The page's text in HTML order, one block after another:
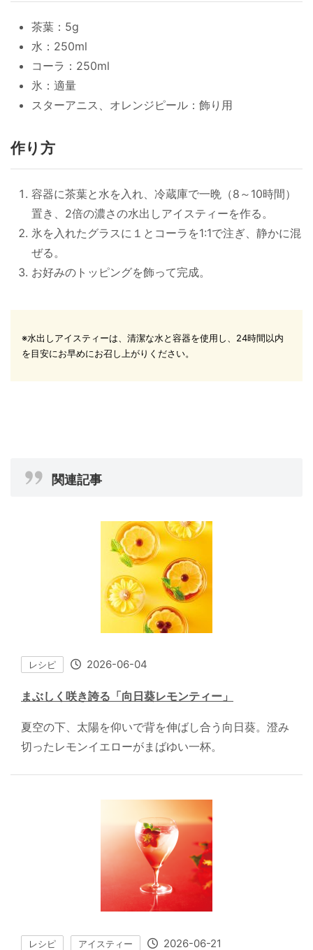
茶葉：5g
水：250ml
コーラ：250ml
氷：適量
スターアニス、オレンジピール：飾り用
作り方
容器に茶葉と水を入れ、冷蔵庫で一晩（8～10時間）
置き、2倍の濃さの水出しアイスティーを作る。
氷を入れたグラスに１とコーラを1:1で注ぎ、静かに混
ぜる。
お好みのトッピングを飾って完成。
※水出しアイスティーは、清潔な水と容器を使用し、24時間以内
を目安にお早めにお召し上がりください。
関連記事
レシピ 2026-06-04
まぶしく咲き誇る「向日葵レモンティー」
夏空の下、太陽を仰いで背を伸ばし合う向日葵。澄み
切ったレモンイエローがまばゆい一杯。
レシピ アイスティー 2026-06-21